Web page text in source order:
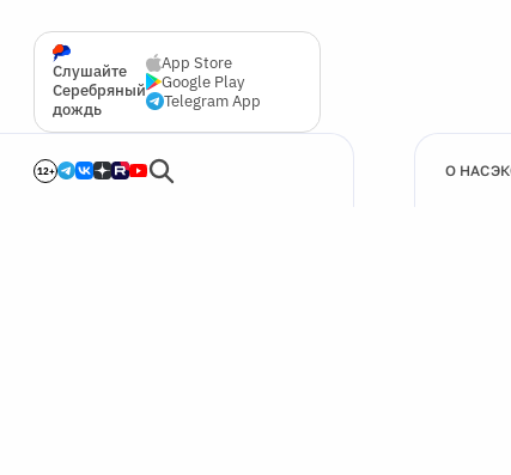
Слушайте
Серебряный
дождь
App Store
Google Play
Telegram App
12+ О НАС